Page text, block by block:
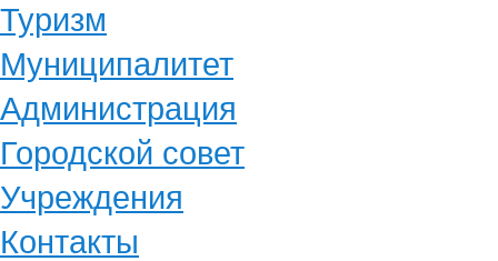
Туризм
Муниципалитет
Администрация
Городской совет
Учреждения
Контакты